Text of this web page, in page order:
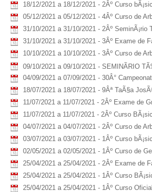
18/12/2021 a 18/12/2021 - 2Âº Curso
05/12/2021 a 05/12/2021 - 4Âº Curso de
31/10/2021 a 31/10/2021 - 2Âº
31/10/2021 a 31/10/2021 - 3Âº Exame de
10/10/2021 a 10/10/2021 - 3Âº Curso de
09/10/2021 a 09/10/2021 - SEMINÃRIO
04/09/2021 a 07/09/2021 - 30Â°
18/07/2021 a 18/07/2021 - 9Âª TaÃ§a
11/07/2021 a 11/07/2021 - 2Âº Exame de
11/07/2021 a 11/07/2021 - 2Âº Curso
04/07/2021 a 04/07/2021 - 2Âº Curso de
03/07/2021 a 03/07/2021 - 1Âº Curso
02/05/2021 a 02/05/2021 - 1Âº Curso de
25/04/2021 a 25/04/2021 - 2Âº Exame de
25/04/2021 a 25/04/2021 - 1Âº Curso
25/04/2021 a 25/04/2021 - 1Âº Curso